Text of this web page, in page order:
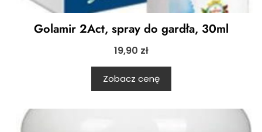
Golamir 2Act, spray do gardła, 30ml
19,90 zł
Zobacz cenę